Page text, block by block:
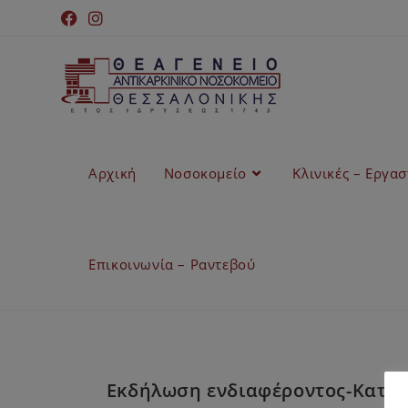
Αρχική Νοσοκομείο Κλινικές –
Επικοινωνία – Ραντεβού
Εκδήλωση ενδιαφέροντος-